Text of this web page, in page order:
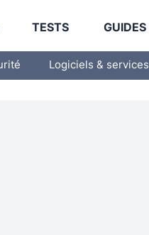
TESTS GUIDES
Logiciels & services